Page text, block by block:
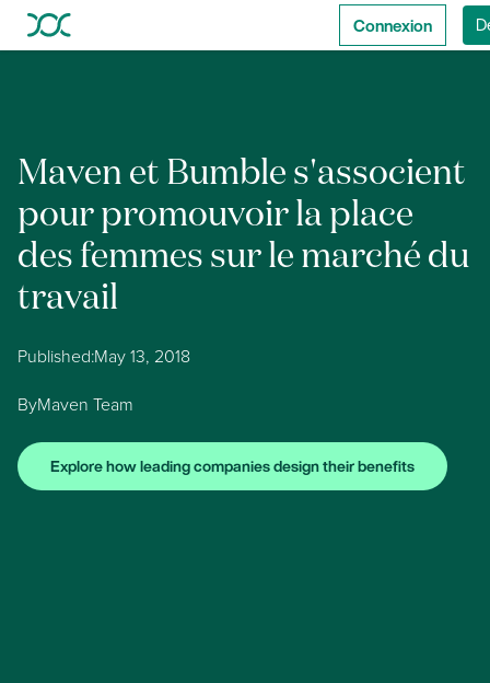
Connexion
Maven et Bumble s'associent
pour promouvoir la place
des femmes sur le marché du
travail
Published:May 13, 2018
ByMaven Team
Explore how leading companies design their benefits